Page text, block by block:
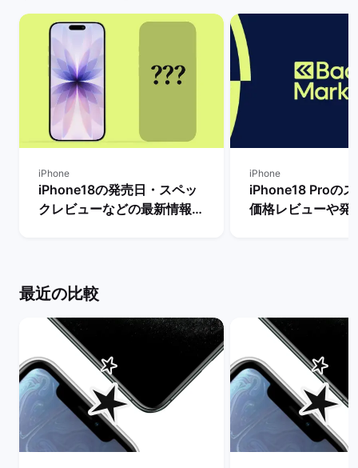
iPhone
iPhone18の発売日・スペッ
クレビューなどの最新情報ま
iPhone
iPhone18 Proの
価格レビューや発
最近の比較